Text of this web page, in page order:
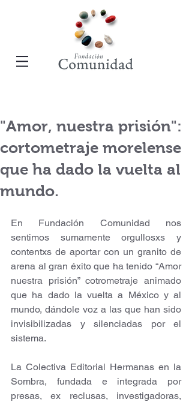
"Amor, nuestra prisión":
cortometraje morelense
que ha dado la vuelta al
mundo.
En Fundación Comunidad nos
sentimos sumamente orgullosxs y
contentxs de aportar con un granito de
arena al gran éxito que ha tenido “Amor
nuestra prisión” cotrometraje animado
que ha dado la vuelta a México y al
mundo, dándole voz a las que han sido
invisibilizadas y silenciadas por el
sistema.
La Colectiva Editorial Hermanas en la
Sombra, fundada e integrada por
presas, ex reclusas, investigadoras,